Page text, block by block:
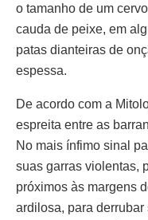
o tamanho de um
cauda de peixe, em
patas dianteiras de
espessa.
De acordo com a
espreita entre as
No mais ínfimo sinal
suas garras violentas,
próximos às margens
ardilosa, para